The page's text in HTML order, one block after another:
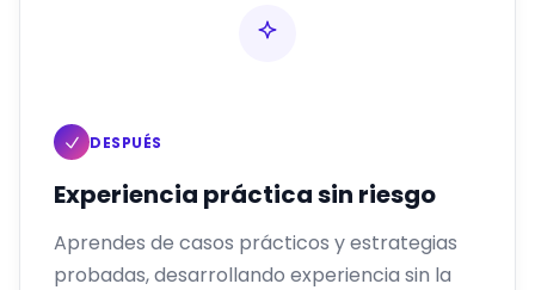
DESPUÉS
Experiencia práctica sin riesgo
Aprendes de casos prácticos y estrategias
probadas, desarrollando experiencia sin la